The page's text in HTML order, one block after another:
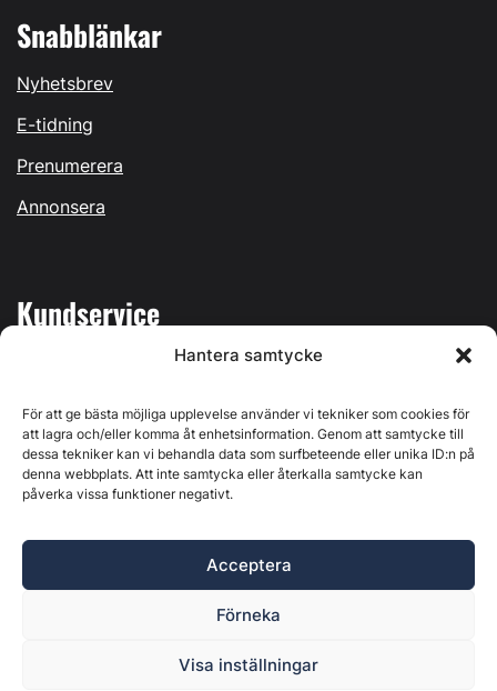
Hantera samtycke
För att ge bästa möjliga upplevelse använder vi tekniker som cookies för
att lagra och/eller komma åt enhetsinformation. Genom att samtycke till
dessa tekniker kan vi behandla data som surfbeteende eller unika ID:n på
denna webbplats. Att inte samtycka eller återkalla samtycke kan
påverka vissa funktioner negativt.
Acceptera
Förneka
Visa inställningar
Snabblänkar
Nyhetsbrev
E-tidning
Prenumerera
Annonsera
Kundservice
Kontakta oss
Östernäsvägen 1, 827 32 Ljusdal, org.nr: 556625-6425 -
Ansvarig utgivare: Henrik Ekberg. Innehållet på denna
webbplats är upphovsrättsligt skyddat. Ange källa vid citering.
Byggvärlden är en del avMarknadsdatagruppen
Policy för datahantering, integritet och cookies